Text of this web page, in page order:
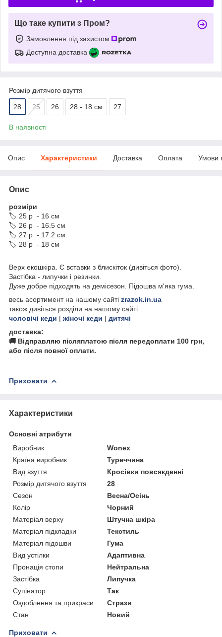
Що таке купити з Пром?
Замовлення під захистом
Доступна доставка
Розмір дитячого взуття
28 25 26 28 - 18 см 27
В наявності
Опис Характеристики Доставка Оплата Умови
Опис
розміри
🏷️ 25 р - 16 см
🏷️ 26 р - 16.5 см
🏷️ 27 р - 17.2 см
🏷️ 28 р - 18 см
Верх екошкіра. Є вставки з блискіток (дивіться фото).
Застібка - липучки і резинки.
Дуже добре підходять на демісезон. Підошва м'яка гума.
весь асортимент на нашому сайті zrazok.in.ua
також дивіться розділи на нашому сайті
чоловічі кеди | жіночі кеди | дитячі
доставка:
🚚 Відправляю післяплатою після передоплати 100 грн,
або після повної оплати.
Приховати
Характеристики
Основні атрибути
Виробник
Wonex
Країна виробник
Туреччина
Вид взуття
Кросівки повсякденні
Розмір дитячого взуття
28
Сезон
Весна/Осінь
Колір
Чорний
Матеріал верху
Штучна шкіра
Матеріал підкладки
Текстиль
Матеріал підошви
Гума
Вид устілки
Адаптивна
Пронація стопи
Нейтральна
Застібка
Липучка
Супінатор
Так
Оздоблення та прикраси
Стрази
Стан
Новий
Приховати